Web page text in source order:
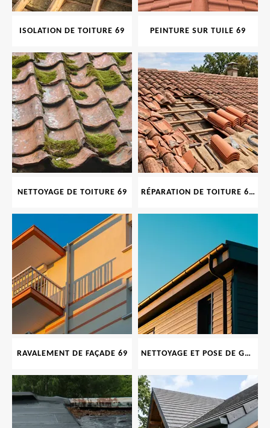
ISOLATION DE TOITURE 69 PEINTURE SUR TUILE 69
NETTOYAGE DE TOITURE 69 RÉPARATION DE TOITURE 69 RHONE, TUILES CASSÉES OU ABIMÉES
RAVALEMENT DE FAÇADE 69 NETTOYAGE ET POSE DE GOUTTIÈRE 69